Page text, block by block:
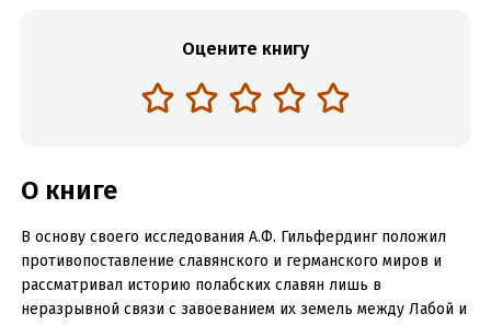
Оцените книгу
О книге
В основу своего исследования А.Ф. Гильфердинг положил
противопоставление славянского и германского миров и
рассматривал историю полабских славян лишь в
неразрывной связи с завоеванием их земель между Лабой и